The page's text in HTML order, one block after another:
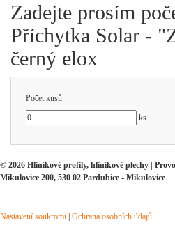
Zadejte prosím
Příchytka Solar -
černý elox
Počet kusů
ks
© 2026 Hliníkové profily, hliníkové plechy |
Mikulovice 200, 530 02 Pardubice - Mikulovice
Nastavení soukromí Ochrana osobních údajů